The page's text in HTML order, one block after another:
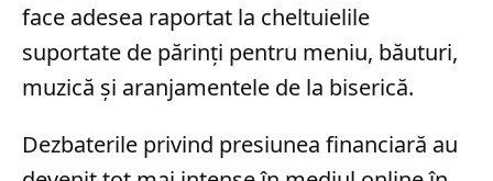
face adesea raportat la cheltuielile
suportate de părinți pentru meniu, băuturi,
muzică și aranjamentele de la biserică.
Dezbaterile privind presiunea financiară au